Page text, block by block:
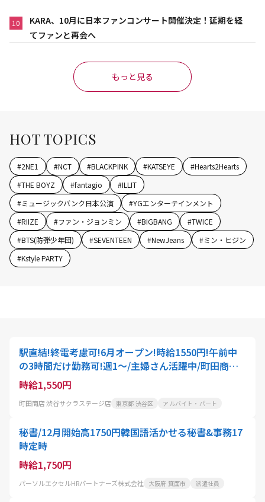
10
KARA、10月に日本ファンコンサート開催決定！延期を経
てファンと再会へ
もっと見る
HOT TOPICS
#2NE1 #NCT #BLACKPINK #KATSEYE #Hearts2Hearts
#THE BOYZ #fantagio #ILLIT
#ミュージックバンク日本公演 #YGエンターテインメント
#RIIZE #ファン・ジョンミン #BIGBANG #TWICE
#BTS(防弾少年団) #SEVENTEEN #NewJeans #ミン・ヒジン
#Kstyle PARTY
駅直結!終電考慮可!6月オープン!時給1550円!午前中
の3時間だけ勤務可!週1～/主婦さん活躍中/町田商店/
ラーメン店の仕込み・清掃/406
時給1,550円
町田商店 渋谷サクラステージ店 東京都 渋谷区 アルバイト・パート
秘書/12月開始高1750円韓国語活かせる秘書&事務17
時定時
時給1,750円
パーソルエクセルHRパートナーズ株式会社 大阪府 箕面市 派遣社員